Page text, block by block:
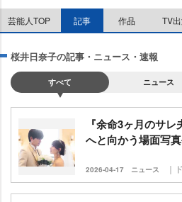
芸能人TOP 記事 作品 TV
桜井日奈子の記事・ニュース・速報
すべて ニュース
『余命3ヶ月のサ
へと向かう場面写
2026-04-17 ニュース ｜